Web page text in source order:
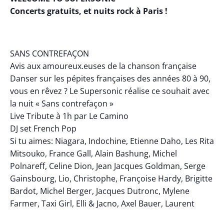
Concerts gratuits, et nuits rock à Paris !
SANS CONTREFAÇON
Avis aux amoureux.euses de la chanson française
Danser sur les pépites françaises des années 80 à 90,
vous en rêvez ? Le Supersonic réalise ce souhait avec
la nuit « Sans contrefaçon »
Live Tribute à 1h par Le Camino
DJ set French Pop
Si tu aimes: Niagara, Indochine, Etienne Daho, Les Rita
Mitsouko, France Gall, Alain Bashung, Michel
Polnareff, Celine Dion, Jean Jacques Goldman, Serge
Gainsbourg, Lio, Christophe, Françoise Hardy, Brigitte
Bardot, Michel Berger, Jacques Dutronc, Mylene
Farmer, Taxi Girl, Elli & Jacno, Axel Bauer, Laurent